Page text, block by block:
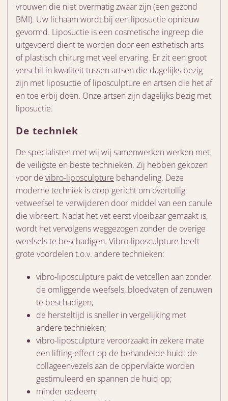
vrouwen die niet overmatig zwaar zijn (een gezond
BMI). Uw lichaam wordt bij een liposuctie opnieuw
gevormd. Liposuctie is een cosmetische ingreep die
uitgevoerd dient te worden door een esthetisch arts
of plastisch chirurg met veel ervaring. Er zit een groot
verschil in kwaliteit tussen artsen die dagelijks bezig
zijn met liposuctie of liposculpture en artsen die het af
en toe erbij doen. Onze artsen zijn dagelijks bezig met
liposuctie.
De techniek
De specialisten met wij wij samenwerken werken met
de veiligste en beste technieken. Zij hebben gekozen
voor de vibro-liposculpture behandeling. Deze
moderne techniek is erop gericht om overtollig
vetweefsel te verwijderen door middel van een canule
die vibreert. Nadat het vet eerst vloeibaar gemaakt is,
wordt het vervolgens weggezogen zonder de overige
weefsels te beschadigen. Vibro-liposculpture heeft
grote voordelen t.o.v. andere technieken:
vibro-liposculpture pakt de vetcellen aan zonder
de omliggende weefsels, bloedvaten of zenuwen
te beschadigen;
de hersteltijd is sneller in vergelijking met
andere technieken;
vibro-liposculpture veroorzaakt in zekere mate
een lifting-effect op de behandelde huid: de
collageenvezels aan de oppervlakte worden
gestimuleerd en spannen de huid op;
minder oedeem;